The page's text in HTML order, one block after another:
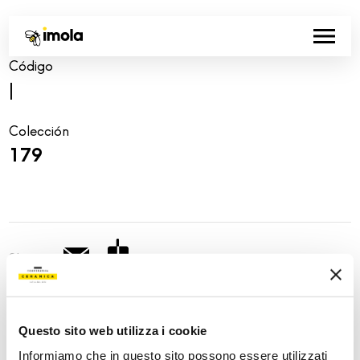
Questo sito web utilizza i cookie
Informiamo che in questo sito possono essere utilizzati
Código
Colección
179
Share: